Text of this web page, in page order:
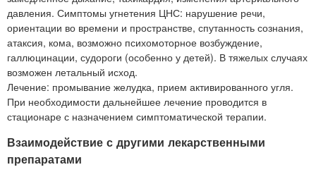
давления. Симптомы угнетения ЦНС: нарушение речи,
ориентации во времени и пространстве, спутанность сознания,
атаксия, кома, возможно психомоторное возбуждение,
галлюцинации, судороги (особенно у детей). В тяжелых случаях
возможен летальный исход.
Лечение: промывание желудка, прием активированного угля.
При необходимости дальнейшее лечение проводится в
стационаре с назначением симптоматической терапии.
Взаимодействие с другими лекарственными
препаратами